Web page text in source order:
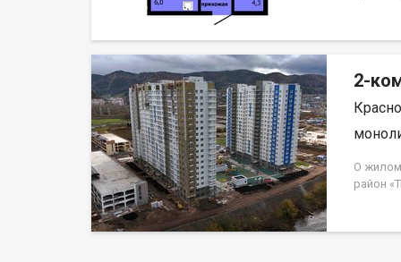
2-
О жилом
район